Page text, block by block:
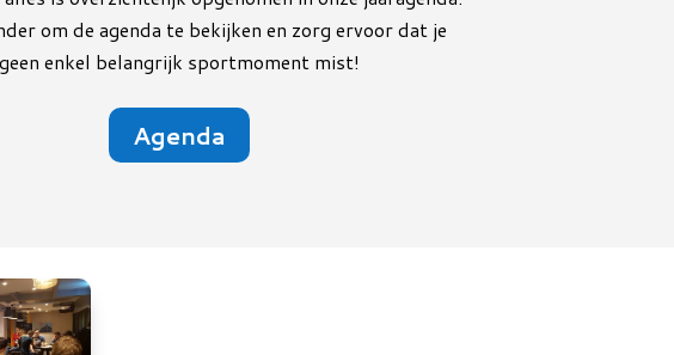
om de agenda te bekijken en zorg ervoor dat je
geen enkel belangrijk sportmoment mist!
Agenda